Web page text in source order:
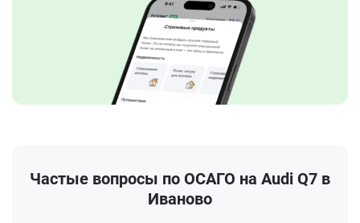
Частые вопросы по ОСАГО на Audi Q7 в
Иваново